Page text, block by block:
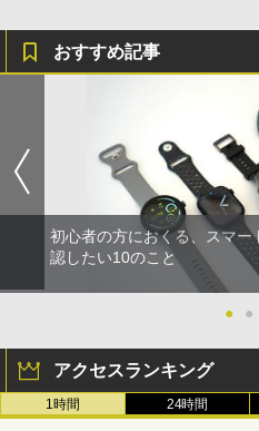
おすすめ記事
初心者の方におくる、スマ
認したい10のこと
● ●
アクセスランキング
1時間 24時間